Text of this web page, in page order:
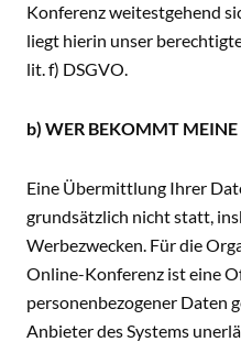
Konferenz weitestgehend
liegt hierin unser
lit. f) DSGVO.
b) WER BEKOMMT MEINE
Eine Übermittlung Ihrer
grundsätzlich nicht statt,
Werbezwecken. Für die
Online-Konferenz ist eine
personenbezogener Daten
Anbieter des Systems